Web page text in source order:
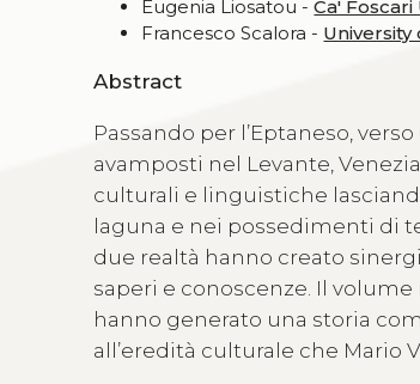
Eugenia Liosatou -Ca' Foscari
Francesco Scalora - University
Abstract
Passando per l’Eptaneso,
avamposti nel Levante,
culturali e linguistiche
laguna e nei possedimenti di
due realtà hanno creato
saperi e conoscenze. Il
hanno generato una storia
all’eredità culturale che Mario